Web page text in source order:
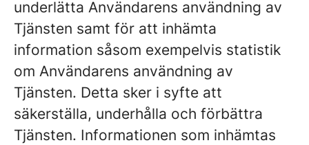
underlätta Användarens användning av
Tjänsten samt för att inhämta
information såsom exempelvis statistik
om Användarens användning av
Tjänsten. Detta sker i syfte att
säkerställa, underhålla och förbättra
Tjänsten. Informationen som inhämtas